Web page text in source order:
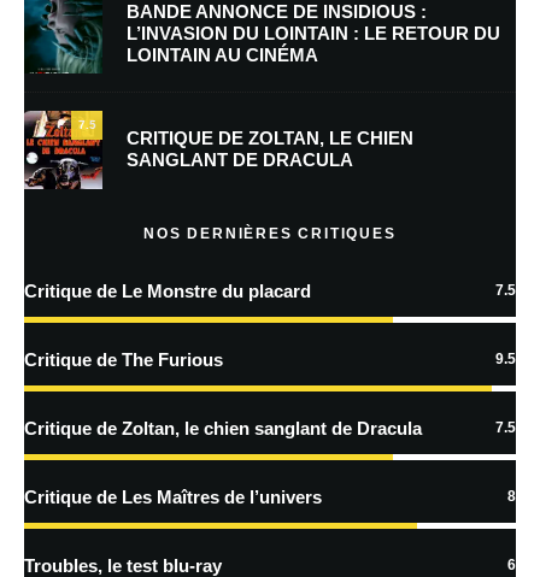
Enregistrer mon nom, mon e-mail et mon site dans le navigateur pour
mon prochain commentaire.
Prévenez-moi de tous les nouveaux commentaires par e-mail.
Prévenez-moi de tous les nouveaux articles par e-mail.
En savoir
traitées
BANDE ANNONCE DE INSIDIOUS :
L’INVASION DU LOINTAIN : LE RETOUR DU
LOINTAIN AU CINÉMA
7.5
CRITIQUE DE ZOLTAN, LE CHIEN
SANGLANT DE DRACULA
NOS DERNIÈRES CRITIQUES
Critique de Le Monstre du placard 7.5
Critique de The Furious 9.5
Critique de Zoltan, le chien sanglant de Dracula 7.5
Critique de Les Maîtres de l’univers 8
Troubles, le test blu-ray 6